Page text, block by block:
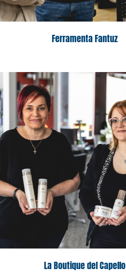
Ferramenta Fantuz
La Boutique del Capello